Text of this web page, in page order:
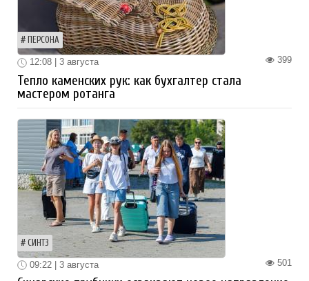
ПЕРСОНА
399
12:08 | 3 августа
Тепло каменских рук: как бухгалтер стала
мастером ротанга
СИНТЗ
501
09:22 | 3 августа